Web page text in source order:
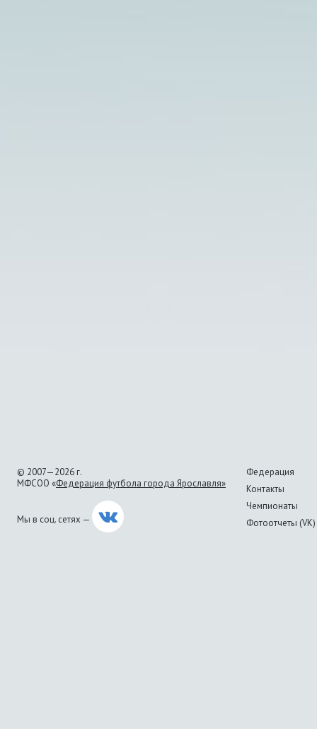
© 2007—2026 г.
МФСОО «Федерация футбола города Ярославля»
Мы в соц. сетях —
Федерация
Контакты
Чемпионаты
Фотоотчеты (VK)